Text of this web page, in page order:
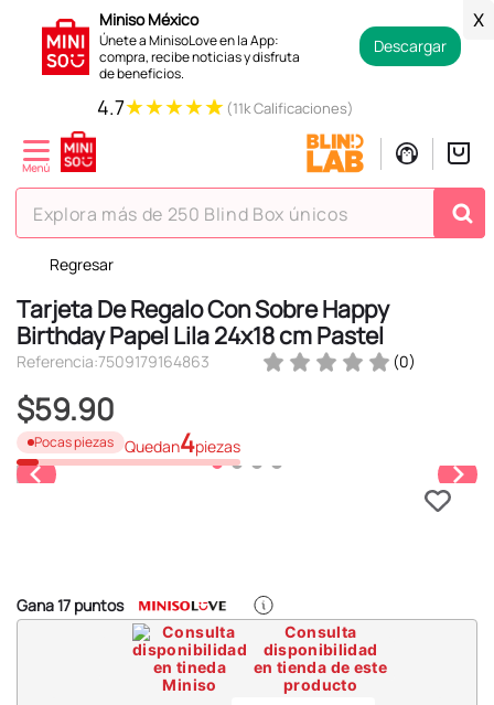
Miniso México
Únete a MinisoLove en la App:
compra, recibe noticias y disfruta
de beneficios.
Descargar
X
4.7★★★★★ (11k Calificaciones)
Explora más de 250 Blind Box únicos
Regresar
Tarjeta De Regalo Con Sobre Happy
Birthday Papel Lila 24x18 cm Pastel
Referencia:7509179164863 (0)
$59.90
Pocas piezas Quedan4piezas
Gana17 puntos
Consulta
disponibilidad
en tienda de este
producto
TÉRMINOS MÁS BUSCADOS
1.
hello kitty
2.
spiderman
4.
osito cariñosito
5.
blind box
9.
chiikawas